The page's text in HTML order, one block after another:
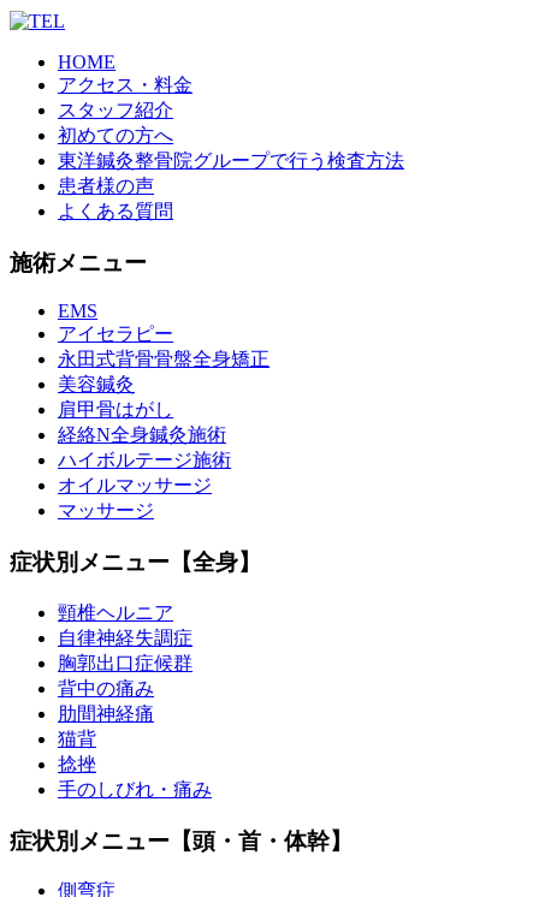
HOME
アクセス・料金
スタッフ紹介
初めての方へ
東洋鍼灸整骨院グループで行う検査方法
患者様の声
よくある質問
施術メニュー
EMS
アイセラピー
永田式背骨骨盤全身矯正
美容鍼灸
肩甲骨はがし
経絡N全身鍼灸施術
ハイボルテージ施術
オイルマッサージ
マッサージ
症状別メニュー【全身】
頸椎ヘルニア
自律神経失調症
胸郭出口症候群
背中の痛み
肋間神経痛
猫背
捻挫
手のしびれ・痛み
症状別メニュー【頭・首・体幹】
側弯症